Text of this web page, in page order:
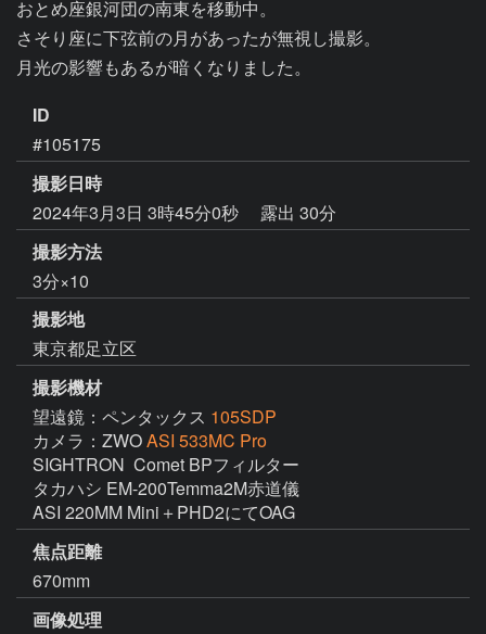
おとめ座銀河団の南東を移動中。
さそり座に下弦前の月があったが無視し撮影。
月光の影響もあるが暗くなりました。
ID
#105175
撮影日時
2024年3月3日 3時45分0秒
露出 30分
撮影方法
3分×10
撮影地
東京都足立区
撮影機材
望遠鏡：ペンタックス 105SDP
カメラ：ZWOASI 533MC Pro
SIGHTRON  Comet BPフィルター
タカハシ EM-200Temma2M赤道儀
ASI 220MM Mini＋PHD2にてOAG
焦点距離
670mm
画像処理